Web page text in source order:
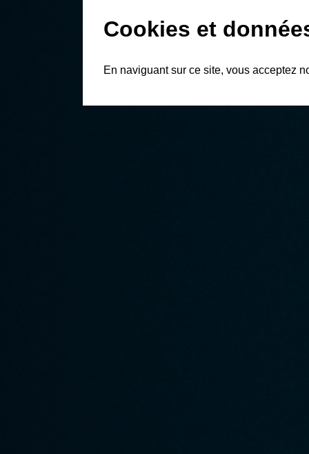
Cookies et
En naviguant sur ce site, vous acceptez